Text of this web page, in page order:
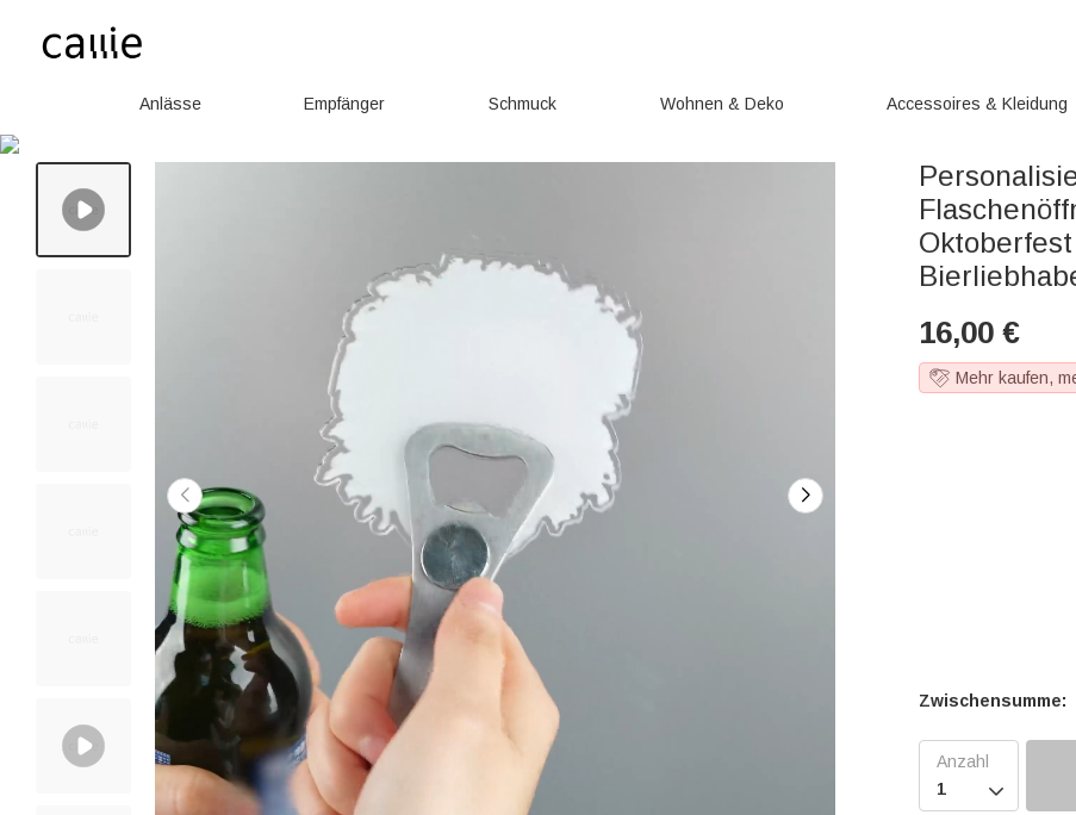
Anlässe Empfänger Schmuck Wohnen & Deko Accessoires & Kleidung
16,00 €
Mehr kaufen,
Zwischensumme:
